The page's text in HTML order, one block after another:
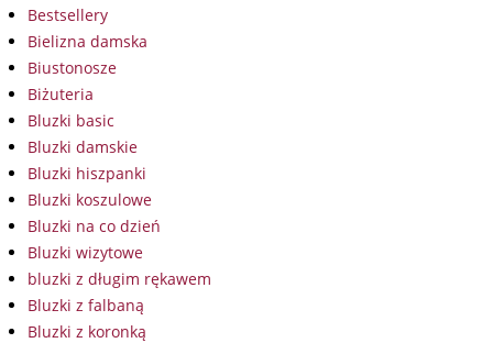
Bestsellery
Bielizna damska
Biustonosze
Biżuteria
Bluzki basic
Bluzki damskie
Bluzki hiszpanki
Bluzki koszulowe
Bluzki na co dzień
Bluzki wizytowe
bluzki z długim rękawem
Bluzki z falbaną
Bluzki z koronką